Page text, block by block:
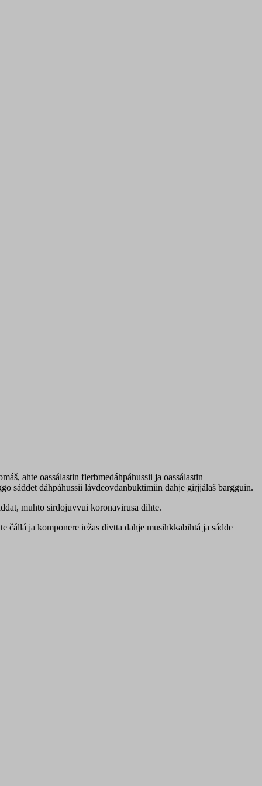
ahte oassálastin fierbmedáhpáhussii ja oassálastin
sáddet dáhpáhussii lávdeovdanbuktimiin dahje girjjálaš bargguin.
muhto sirdojuvvui koronavirusa dihte.
čállá ja komponere iežas divtta dahje musihkkabihtá ja sádde